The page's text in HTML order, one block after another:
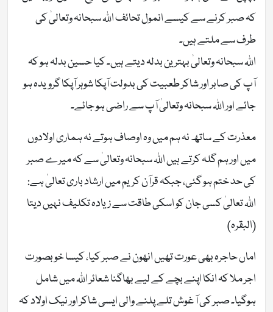
کہ صبر کرنے سے کیسے انمول تحائف اللہ سبحانہ وتعالیٰ کی
طرف سے ملتے ہیں۔
اللہ سبحانہ وتعالیٰ بہتر ین بدلہ دیتے ہیں۔ کیا حسین بدلہ ہو کہ
آپ کی صابر اور شاکر طعبیت کی بدولت آپکا شوہر آپکا گرویدہ ہو
جائے اور اللہ سبحانہ وتعالیٰ آپ سے راضی ہو جائے۔
معذرت کے ساتھ نہ ہم میں وہ اوصاف ہوتے نہ ہماری اولادوں
میں اور ہم گلہ کرتے ہیں اللہ سبحانہ وتعالیٰ سے کہ میرے صبر
کی حد ختم ہو گئی، جبکہ قرآن کریم میں ارشاد باری تعالیٰ ہے:
اللہ تعالیٰ کسی جان کو اسکی طاقت سے زیادہ تکلیف نہیں دیتا
(البقرہ)
اماں حاجرہ بھی عورت تھیں انھون نے صبر کیا، کیسا خوبصورت
اجر ملا کہ انکا اپنے بچے کے لیے بھاگنا شعائر اللہ میں شامل
ہوگیا۔ صبر کی آ غوش تلے پلنے والی ایسی شاکر اور نیک اولاد کہ